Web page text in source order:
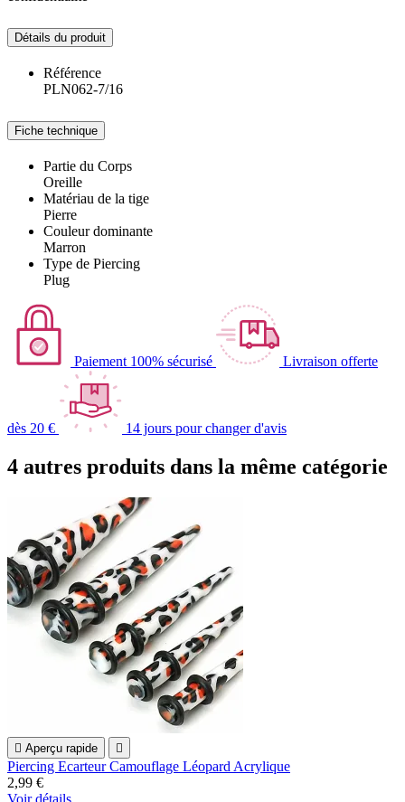
Détails du produit
Référence
PLN062-7/16
Fiche technique
Partie du Corps
Oreille
Matériau de la tige
Pierre
Couleur dominante
Marron
Type de Piercing
Plug
Paiement 100% sécurisé Livraison offerte
dès 20 € 14 jours pour changer d'avis
4 autres produits dans la même catégorie
 Aperçu rapide 
Piercing Ecarteur Camouflage Léopard Acrylique
2,99 €
Voir détails